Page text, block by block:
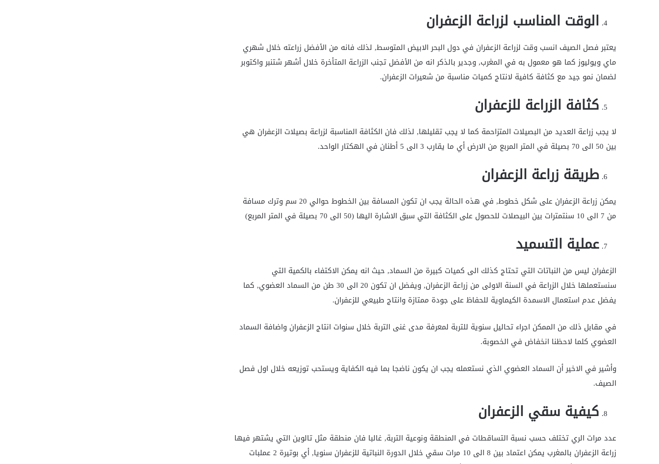
الوقت المناسب لزراعة الزعفران
يعتبر فصل الصيف انسب وقت لزراعة الزعفران في دول البحر الابيض المتوسط, لذلك فانه من الأفضل زراعته خلال شهري
ماي ويوليوز كما هو معمول به في المغرب, وجدير بالذكر انه من الأفضل تجنب الزراعة المتأخرة خلال أشهر شتنبر واكتوبر
لضمان نمو جيد مع كثافة كافية لانتاج كميات مناسبة من شعيرات الزعفران.
كثافة الزراعة للزعفران
لا يجب زراعة العديد من البصيلات المتزاحمة كما لا يجب تقليلها, لذلك فان الكثافة المناسبة لزراعة بصيلات الزعفران هي
بين 50 الى 70 بصيلة في المتر المربع من الارض أي ما يقارب 3 الى 5 أطنان في الهكتار الواحد.
طريقة زراعة الزعفران
يمكن زراعة الزعفران على شكل خطوط, في هذه الحالة يجب ان تكون المسافة بين الخطوط حوالي 20 سم وترك مسافة
من 7 الى 10 سنتمترات بين البيصلات للحصول على الكثافة التي سبق الاشارة اليها (50 الى 70 بصيلة في المتر المربع)
عملية التسميد
الزعفران ليس من النباتات التي تحتاج كذلك الى كميات كبيرة من السماد, حيث انه يمكن الاكتفاء بالكمية التي
سنستعملها خلال الزراعة في السنة الاولى من زراعة الزعفران, ويفضل ان تكون 20 الى 30 طن من السماد العضوي, كما
يفضل عدم استعمال الاسمدة الكيماوية للحفاظ على جودة ممتازة وانتاج طبيعي للزعفران.
في مقابل ذلك من الممكن اجراء تحاليل سنوية للتربة لمعرفة مدى غنى التربة خلال سنوات انتاج الزعفران واضافة السماد
العضوي كلما لاحظنا انخفاض في الخصوبة.
وأشير في الاخير أن السماد العضوي الذي نستعمله يجب ان يكون ناضجا بما فيه الكفاية ويستحب توزيعه خلال اول فصل
الصيف.
كيفية سقي الزعفران
عدد مرات الري تختلف حسب نسبة التساقطات في المنطقة ونوعية التربة, غالبا فان منطقة مثل تالوين التي يشتهر فيها
زراعة الزعفران بالمغرب يمكن اعتماد بين 8 الى 10 مرات سقي خلال الدورة النباتية للزعفران سنويا, أي بوتيرة 2 عملبات